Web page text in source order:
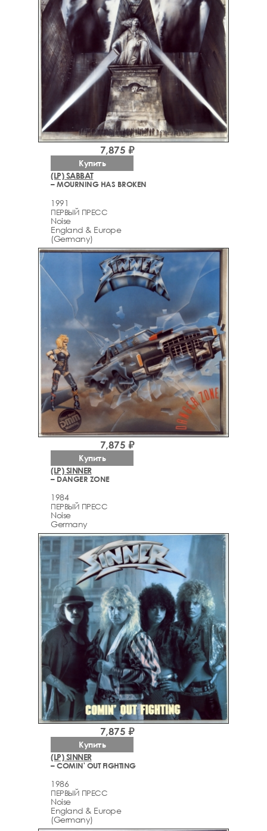
(LP) SABBAT
– MOURNING HAS BROKEN
1991
ПЕРВЫЙ ПРЕСС
Noise
England & Europe
(Germany)
7,875 ₽
Купить
(LP) SINNER
– DANGER ZONE
1984
ПЕРВЫЙ ПРЕСС
Noise
Germany
7,875 ₽
Купить
(LP) SINNER
– COMIN' OUT FIGHTING
1986
ПЕРВЫЙ ПРЕСС
Noise
England & Europe
(Germany)
7,875 ₽
Купить